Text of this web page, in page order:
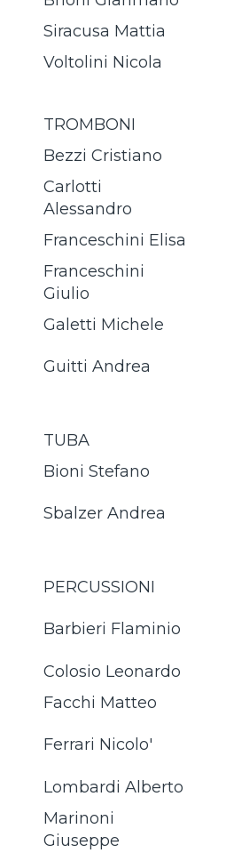
Siracusa Mattia
Voltolini Nicola
TROMBONI
Bezzi Cristiano
Carlotti
Alessandro
Franceschini Elisa
Franceschini
Giulio
Galetti Michele
Guitti Andrea
TUBA
Bioni Stefano
Sbalzer Andrea
PERCUSSIONI
Barbieri Flaminio
Colosio Leonardo
Facchi Matteo
Ferrari Nicolo'
Lombardi Alberto
Marinoni
Giuseppe